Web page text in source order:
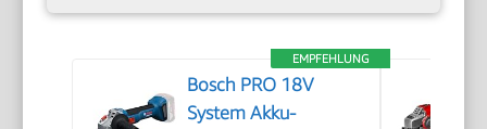
EMPFEHLUNG
Bosch PRO 18V
System Akku-